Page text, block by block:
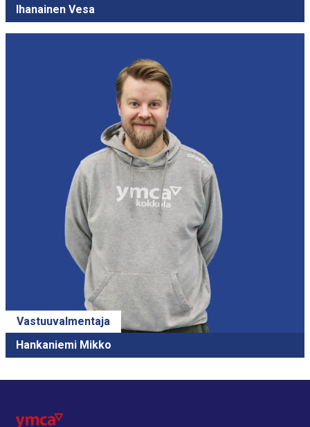
Ihanainen Vesa
Vastuuvalmentaja
Hankaniemi Mikko